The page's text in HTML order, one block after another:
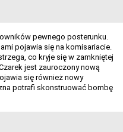
pewnego posterunku.
pojawia się na komisariacie.
co kryje się w zamkniętej
jest zauroczony nową
się również nowy
potrafi skonstruować bombę